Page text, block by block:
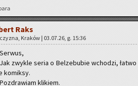
Raks
Kra­ków | 03.07.26, g. 15:36
Ser­wus,
Jak zwy­kle seria o Bel­ze­bu­bie wcho­dzi,
ko­mik­sy.
Po­zdra­wiam kli­kiem.